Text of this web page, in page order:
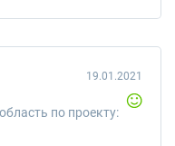
по проекту:
19.01.2021